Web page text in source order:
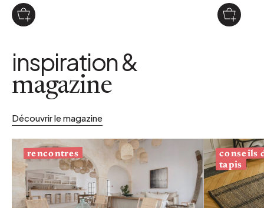
inspiration &
magazine
Découvrir le magazine
rencontres conseils
tapis